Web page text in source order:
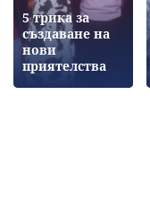
5 трика за
създаване на
нови
приятелства